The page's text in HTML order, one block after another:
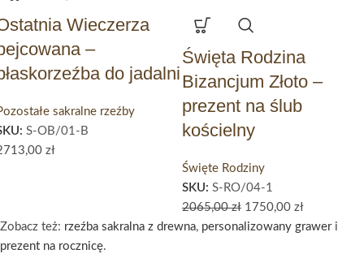
Wieczerza
–
do jadalni
sakralne rzeźby
S-OB/01-B
zł
Święta Rodzina
Bizancjum Złoto –
prezent na ślub
kościelny
Święte Rodziny
SKU: S-RO/04-1
2065,00zł 1750,00 zł
Zobacz też: rzeźba sakralna z drewna, personalizowany graweri
prezent na rocznicę.